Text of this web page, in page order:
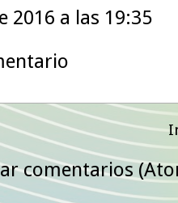
2016 a las 19:35
comentarios